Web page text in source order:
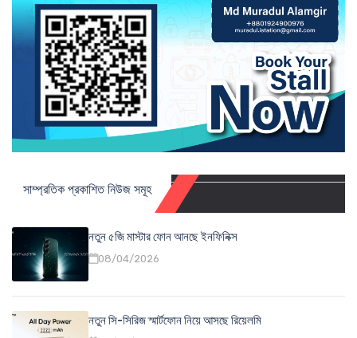
সাম্প্রতিক প্রকাশিত নিউজ সমূহ
নতুন ৫জি মাস্টার ফোন আনছে ইনফিনিক্স
08/04/2026
নতুন সি-সিরিজ স্মার্টফোন নিয়ে আসছে রিয়েলমি